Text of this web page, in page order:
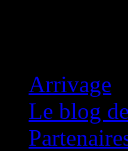
Arrivage
Le blog